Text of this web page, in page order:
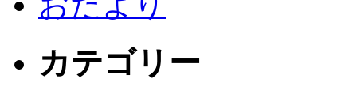
カテゴリー